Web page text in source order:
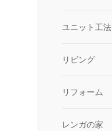
ユニット工法
リビング
リフォーム
レンガの家